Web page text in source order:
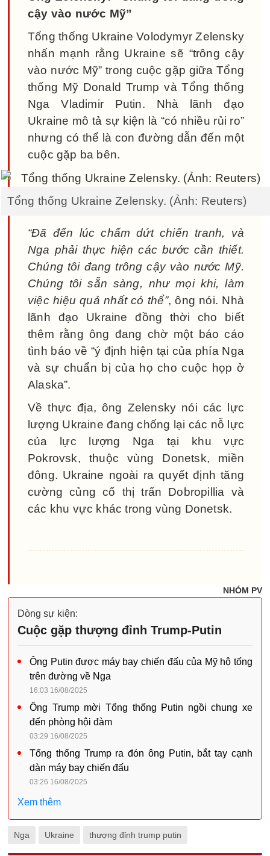
cậy vào nước Mỹ”
Tổng thống Ukraine Volodymyr Zelensky
nhấn mạnh rằng Ukraine sẽ “trông cậy
vào nước Mỹ” trong cuộc gặp giữa Tổng
thống Mỹ Donald Trump và Tổng thống
Nga Vladimir Putin. Nhà lãnh đạo
Ukraine mô tả sự kiện là “có nhiều rủi ro”
nhưng có thể là con đường dẫn đến một
cuộc gặp ba bên.
Tổng thống Ukraine Zelensky. (Ảnh: Reuters)
“Đã đến lúc chấm dứt chiến tranh, và
Nga phải thực hiện các bước cần thiết.
Chúng tôi đang trông cậy vào nước Mỹ.
Chúng tôi sẵn sàng, như mọi khi, làm
việc hiệu quả nhất có thể”, ông nói. Nhà
lãnh đạo Ukraine đồng thời cho biết
thêm rằng ông đang chờ một báo cáo
tình báo về “ý định hiện tại của phía Nga
và sự chuẩn bị của họ cho cuộc họp ở
Alaska”.
Về thực địa, ông Zelensky nói các lực
lượng Ukraine đang chống lại các nỗ lực
của lực lượng Nga tại khu vực
Pokrovsk, thuộc vùng Donetsk, miền
đông. Ukraine ngoài ra quyết định tăng
cường củng cố thị trấn Dobropillia và
các khu vực khác trong vùng Donetsk.
NHÓM PV
Dòng sự kiện:
Cuộc gặp thượng đỉnh Trump-Putin
Ông Putin được máy bay chiến đấu của Mỹ hộ tống
trên đường về Nga
16:03 16/08/2025
Ông Trump mời Tổng thống Putin ngồi chung xe
đến phòng hội đàm
03:29 16/08/2025
Tổng thống Trump ra đón ông Putin, bắt tay cạnh
dàn máy bay chiến đấu
03:26 16/08/2025
Xem thêm
Nga Ukraine thượng đỉnh trump putin